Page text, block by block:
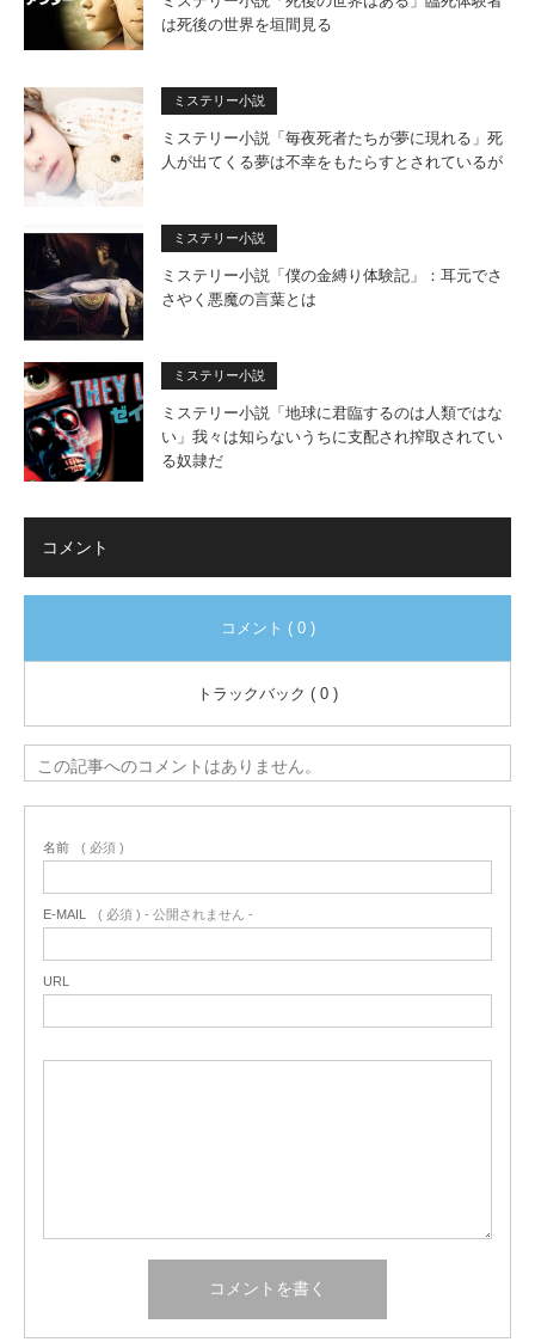
は死後の世界を垣間見る
ミステリー小説
ミステリー小説「毎夜死者たちが夢に現れる」死
人が出てくる夢は不幸をもたらすとされているが
ミステリー小説
ミステリー小説「僕の金縛り体験記」：耳元でさ
さやく悪魔の言葉とは
ミステリー小説
ミステリー小説「地球に君臨するのは人類ではな
い」我々は知らないうちに支配され搾取されてい
る奴隷だ
コメント
コメント ( 0 )
トラックバック ( 0 )
この記事へのコメントはありません。
名前 ( 必須 )
E-MAIL ( 必須 ) - 公開されません -
URL